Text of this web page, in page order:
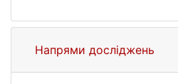
сучасному дискурсі,
постколоніальному.
підходи до визначення
Напрями досліджень